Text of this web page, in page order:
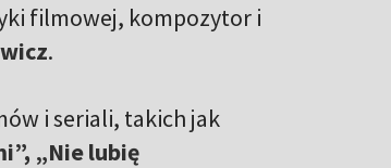
filmowej, kompozytor i
.
i seriali, takich jak
„Nie lubię